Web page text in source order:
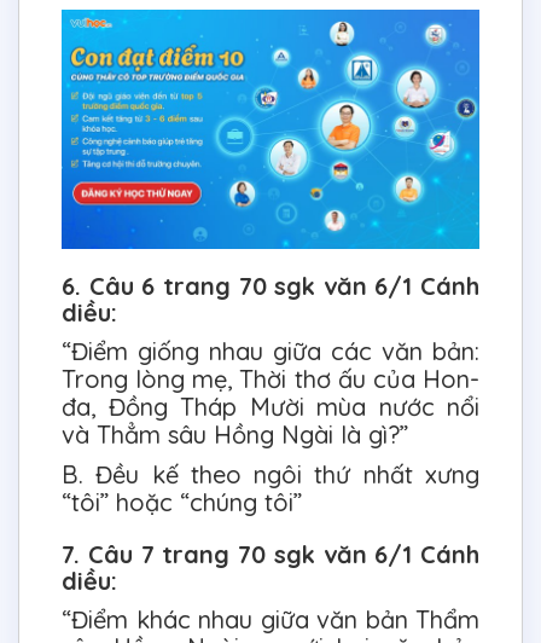
6. Câu 6 trang 70 sgk văn 6/1 Cánh
diều:
“Điểm giống nhau giữa các văn bản:
Trong lòng mẹ, Thời thơ ấu của Hon-
đa, Đồng Tháp Mười mùa nước nổi
và Thẳm sâu Hồng Ngài là gì?”
B. Đều kế theo ngôi thứ nhất xưng
“tôi” hoặc “chúng tôi”
7. Câu 7 trang 70 sgk văn 6/1 Cánh
diều:
“Điểm khác nhau giữa văn bản Thẩm